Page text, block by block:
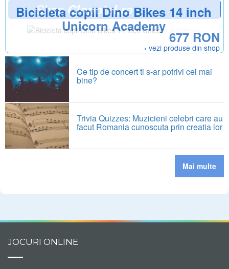
ShopClopotel.ro
Bicicleta copii Dino Bikes 14 inch
Unicorn Academy
677 RON
› vezi produse din shop
Ce tip de concert ti s-ar potrivi cel mai
bine?
Trivia Quizzes: Muzicieni celebri care au
facut Romania cunoscuta prin creatia lor
Mai multe
JOCURI ONLINE